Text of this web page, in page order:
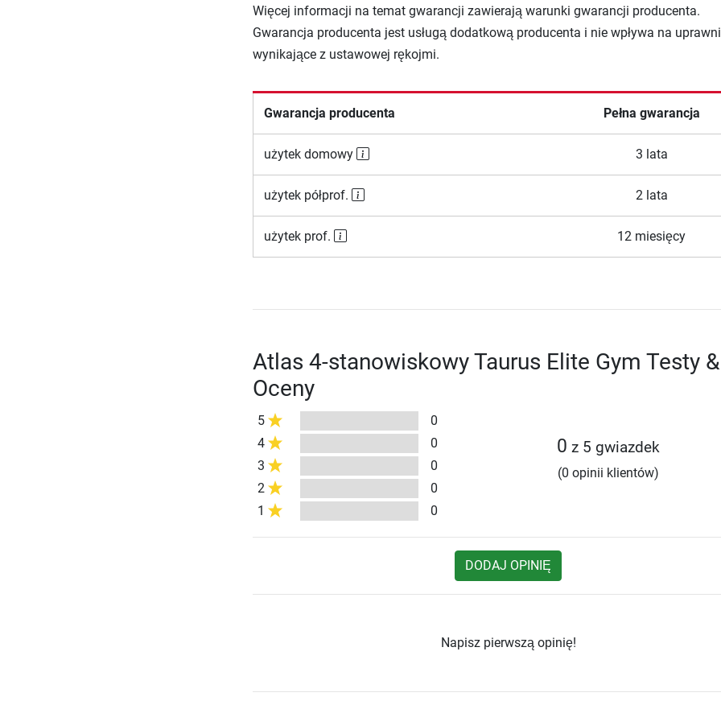
Więcej informacji na temat gwarancji zawierają warunki gwarancji producenta.
Gwarancja producenta jest usługą dodatkową producenta i nie wpływa na
wynikające z ustawowej rękojmi.
Gwarancja producenta Pełna gwarancja
użytek domowy 3 lata
użytek półprof. 2 lata
użytek prof. 12 miesięcy
Atlas 4-stanowiskowy Taurus Elite Gym Testy &
Oceny
5
0
4
0
3
0
2
0
1
0
0 z 5 gwiazdek
(0 opinii klientów)
DODAJ OPINIĘ
Napisz pierwszą opinię!